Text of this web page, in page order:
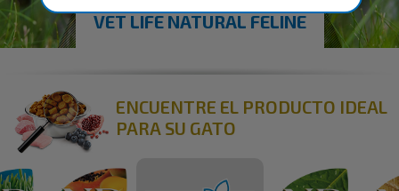
VET LIFE NATURAL FELINE
ENCUENTRE EL PRODUCTO IDEAL
PARA SU GATO